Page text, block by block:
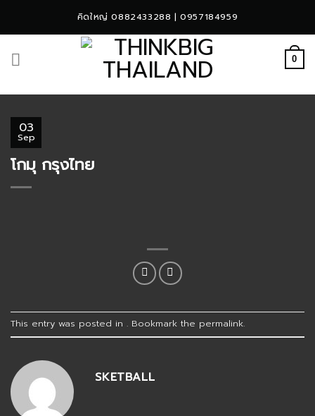
คิดใหญ่ 0882433288 | 0957184959
0
03
Sep
โกมุ กรุงไทย
This entry was posted in . Bookmark the permalink.
SKETBALL